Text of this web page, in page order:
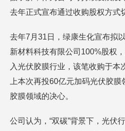
去年正式宣布通过收购股权方式
去年7月31日，绿康生化宣布拟
新材料科技有限公司100%股权
入光伏胶膜行业，该笔收购于本
上本次再投60亿元加码光伏胶
胶膜领域的决心。
公司认为，“双碳”背景下，光伏